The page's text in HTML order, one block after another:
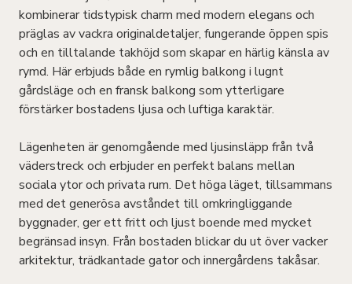
kombinerar tidstypisk charm med modern elegans och
präglas av vackra originaldetaljer, fungerande öppen spis
och en tilltalande takhöjd som skapar en härlig känsla av
rymd. Här erbjuds både en rymlig balkong i lugnt
gårdsläge och en fransk balkong som ytterligare
förstärker bostadens ljusa och luftiga karaktär.
Lägenheten är genomgående med ljusinsläpp från två
väderstreck och erbjuder en perfekt balans mellan
sociala ytor och privata rum. Det höga läget, tillsammans
med det generösa avståndet till omkringliggande
byggnader, ger ett fritt och ljust boende med mycket
begränsad insyn. Från bostaden blickar du ut över vacker
arkitektur, trädkantade gator och innergårdens takåsar.